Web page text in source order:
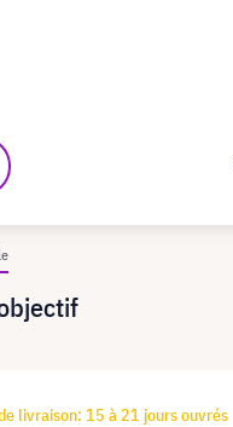
livraison: 15 à 21 jours ouvrés